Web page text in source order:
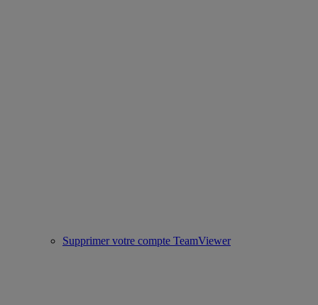
Supprimer votre compte TeamViewer